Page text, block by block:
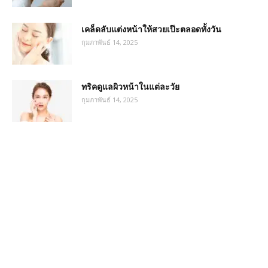
เคล็ดลับแต่งหน้าให้สวยเป๊ะตลอดทั้งวัน
กุมภาพันธ์ 14, 2025
ทริคดูแลผิวหน้าในแต่ละวัย
กุมภาพันธ์ 14, 2025